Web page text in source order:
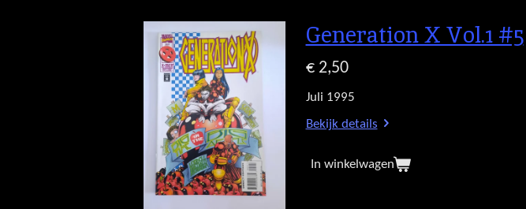
Generation X Vol.1 #5
€ 2,50
Juli 1995
Bekijk details
In winkelwagen